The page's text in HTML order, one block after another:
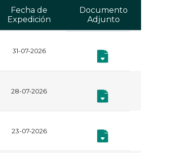
Fecha de
Expedición
Documento
Adjunto
31-07-2026
Documento: Informe
,
Documento: Informe
28-07-2026
Documento: Informe Seg
,
Documento: Informe Seg
23-07-2026
Documento: Informe Seg
,
Documento: Informe Seg